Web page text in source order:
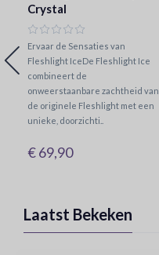
Crystal
Ervaar de Sensaties van
Fleshlight IceDe Fleshlight Ice
combineert de
onweerstaanbare zachtheid van
de originele Fleshlight met een
unieke, doorzichti..
€ 69,90
Laatst Bekeken